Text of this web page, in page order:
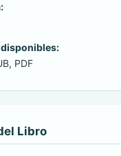
PDF
Libro